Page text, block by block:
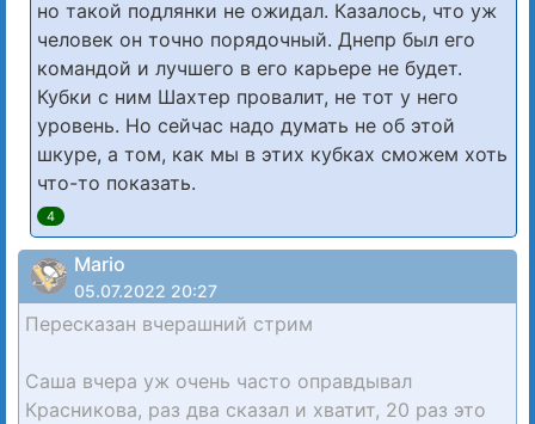
но такой подлянки не ожидал. Казалось, что уж
человек он точно порядочный. Днепр был его
командой и лучшего в его карьере не будет.
Кубки с ним Шахтер провалит, не тот у него
уровень. Но сейчас надо думать не об этой
шкуре, а том, как мы в этих кубках сможем хоть
что-то показать.
4
Mario
05.07.2022 20:27
Пересказан вчерашний стрим
Саша вчера уж очень часто оправдывал
Красникова, раз два сказал и хватит, 20 раз это